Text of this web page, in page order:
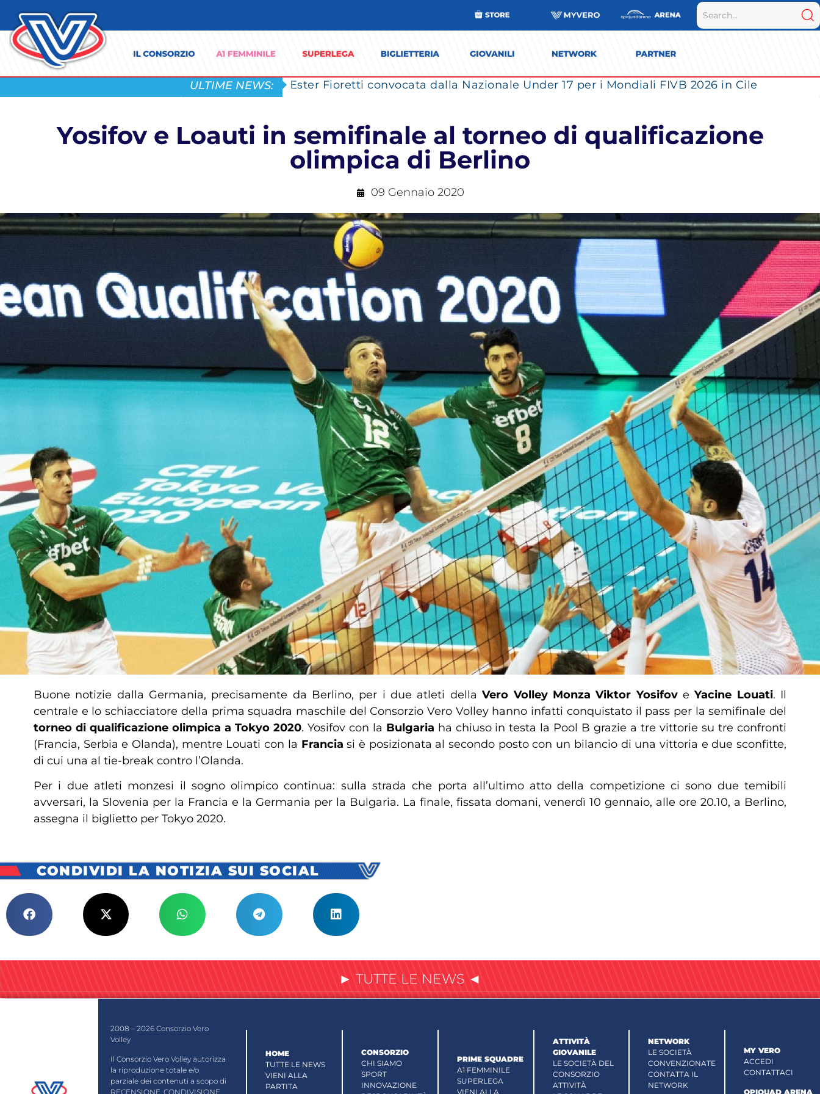
ULTIME NEWS: Ester Fioretti convocata dalla Nazionale Under 17 per i Mondiali FIVB 2026 in Cile
Yosifov e Loauti in semifinale al torneo di qualificazione
olimpica di Berlino
09 Gennaio 2020
Buone notizie dalla Germania, precisamente da Berlino, per i due atleti dellaVero Volley Monza Viktor YosifoveYacine Louati. Il
centrale e lo schiacciatore della prima squadra maschile del Consorzio Vero Volley hanno infatti conquistato il pass per la semifinale del
torneo di qualificazione olimpica a Tokyo 2020. Yosifov con la Bulgaria ha chiuso in testa la Pool B grazie a tre vittorie su tre confronti
(Francia, Serbia e Olanda), mentre Louati con la Francia si è posizionata al secondo posto con un bilancio di una vittoria e due sconfitte,
di cui una al tie-break contro l’Olanda.
Per i due atleti monzesi il sogno olimpico continua: sulla strada che porta all’ultimo atto della competizione ci sono due temibili
avversari, la Slovenia per la Francia e la Germania per la Bulgaria. La finale, fissata domani, venerdì 10 gennaio, alle ore 20.10, a Berlino,
assegna il biglietto per Tokyo 2020.
CONDIVIDI LA NOTIZIA SUI SOCIAL
► TUTTE LE NEWS ◄
2008 – 2026 Consorzio Vero
Volley
Il Consorzio Vero Volley autorizza
la riproduzione totale e/o
parziale dei contenuti a scopo di
RECENSIONE, CONDIVISIONE
HOME
TUTTE LE NEWS
VIENI ALLA
PARTITA
CONSORZIO
CHI SIAMO
SPORT
INNOVAZIONE
PRIME SQUADRE
A1 FEMMINILE
SUPERLEGA
VIENI ALLA
ATTIVITÀ
GIOVANILE
LE SOCIETÀ DEL
CONSORZIO
ATTIVITÀ
NETWORK
LE SOCIETÀ
CONVENZIONATE
CONTATTA IL
NETWORK
MY VERO
ACCEDI
CONTATTACI
OPIQUAD ARENA